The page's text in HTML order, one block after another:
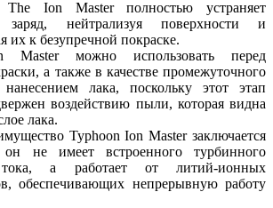
Ion Master полностью устраняет
заряд, нейтрализуя поверхности и
их к безупречной покраске.
Master можно использовать перед
а также в качестве промежуточного
лака, поскольку этот этап
воздействию пыли, которая видна
лака.
Typhoon Ion Master заключается
не имеет встроенного турбинного
тока, а работает от литий-ионных
обеспечивающих непрерывную работу